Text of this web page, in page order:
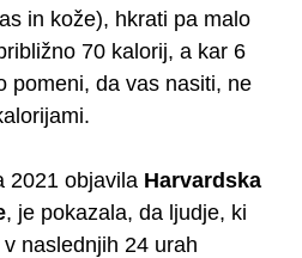
in kože), hkrati pa malo
70 kalorij, a kar 6
pomeni, da vas nasiti, ne
2021 objavila Harvardska
, je pokazala, da ljudje, ki
naslednjih 24 urah